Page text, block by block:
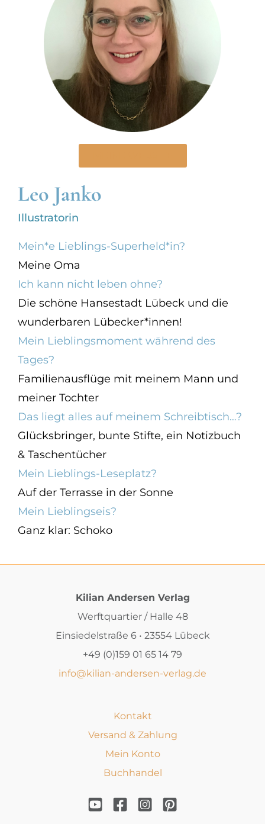
Leo Janko
Illustratorin
Mein*e Lieblings-Superheld*in?
Meine Oma
Ich kann nicht leben ohne?
Die schöne Hansestadt Lübeck und die
wunderbaren Lübecker*innen!
Mein Lieblingsmoment während des
Tages?
Familienausflüge mit meinem Mann und
meiner Tochter
Das liegt alles auf meinem Schreibtisch…?
Glücksbringer, bunte Stifte, ein Notizbuch
& Taschentücher
Mein Lieblings-Leseplatz?
Auf der Terrasse in der Sonne
Mein Lieblingseis?
Ganz klar: Schoko
Kilian Andersen Verlag
Werftquartier / Halle 48
Einsiedelstraße 6 • 23554 Lübeck
+49 (0)159 01 65 14 79
info@kilian-andersen-verlag.de
Kontakt
Versand & Zahlung
Mein Konto
Buchhandel